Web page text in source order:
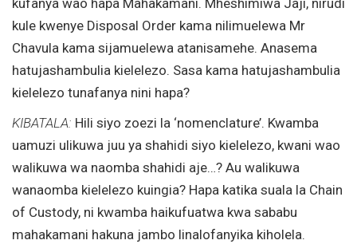
kule kwenye Disposal Order kama nilimuelewa Mr
Chavula kama sijamuelewa atanisamehe. Anasema
hatujashambulia kielelezo. Sasa kama hatujashambulia
kielelezo tunafanya nini hapa?
KIBATALA: Hili siyo zoezi la ‘nomenclature’. Kwamba
uamuzi ulikuwa juu ya shahidi siyo kielelezo, kwani wao
walikuwa wa naomba shahidi aje…? Au walikuwa
wanaomba kielelezo kuingia? Hapa katika suala la Chain
of Custody, ni kwamba haikufuatwa kwa sababu
mahakamani hakuna jambo linalofanyika kiholela.